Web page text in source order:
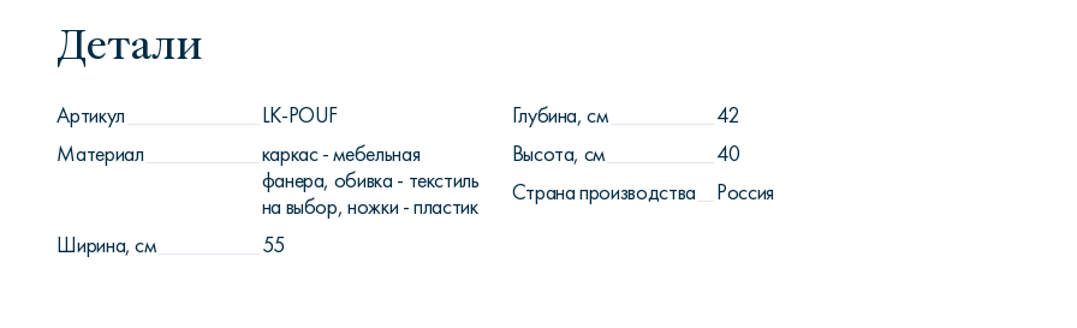
Детали
Артикул
LK-POUF
Материал
каркас - мебельная
фанера, обивка - текстиль
на выбор, ножки - пластик
Ширина, см
55
Глубина, см
42
Высота, см
40
Страна производства
Россия